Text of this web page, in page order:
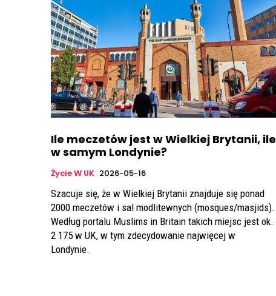
Ile meczetów jest w Wielkiej Brytanii, ile
w samym Londynie?
Życie W UK 2026-05-16
Szacuje się, że w Wielkiej Brytanii znajduje się ponad
2000 meczetów i sal modlitewnych (mosques/masjids).
Według portalu Muslims in Britain takich miejsc jest ok.
2 175 w UK, w tym zdecydowanie najwięcej w
Londynie.